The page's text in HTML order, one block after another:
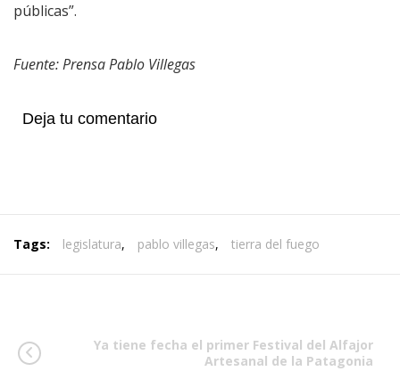
públicas”.
Fuente: Prensa Pablo Villegas
Deja tu comentario
Tags: legislatura, pablo villegas, tierra del fuego
Ya tiene fecha el primer Festival del Alfajor
Artesanal de la Patagonia